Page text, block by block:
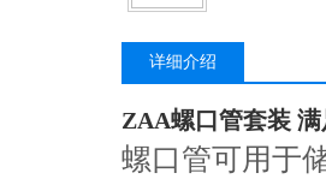
详细介绍
ZAA螺口管套装
螺口管可用于